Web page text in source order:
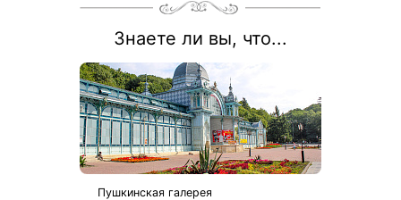
Знаете ли вы, что...
Пушкинская галерея